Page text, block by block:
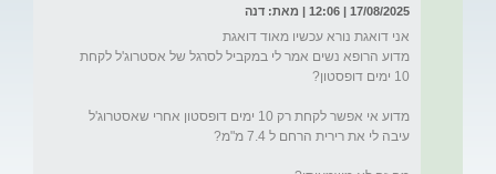
17/08/2025 | 12:06 | מאת: דנה
מדוע הרופא נשים אמר לי במקביל לסרגל של אסטרוג'ל לקחת
מדוע אי אפשר לקחת רק 10 ימים דופסטון אחרי שאסטרוג'ל